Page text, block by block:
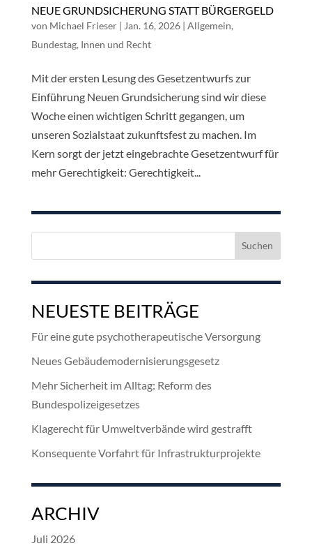
NEUE GRUNDSICHERUNG STATT BÜRGERGELD
von Michael Frieser| Jan. 16, 2026| Allgemein,
Bundestag, Innen und Recht
Mit der ersten Lesung des Gesetzentwurfs zur
Einführung Neuen Grundsicherung sind wir diese
Woche einen wichtigen Schritt gegangen, um
unseren Sozialstaat zukunftsfest zu machen. Im
Kern sorgt der jetzt eingebrachte Gesetzentwurf für
mehr Gerechtigkeit: Gerechtigkeit...
Suchen
NEUESTE BEITRÄGE
Für eine gute psychotherapeutische Versorgung
Neues Gebäudemodernisierungsgesetz
Mehr Sicherheit im Alltag: Reform des
Bundespolizeigesetzes
Klagerecht für Umweltverbände wird gestrafft
Konsequente Vorfahrt für Infrastrukturprojekte
ARCHIV
Juli 2026